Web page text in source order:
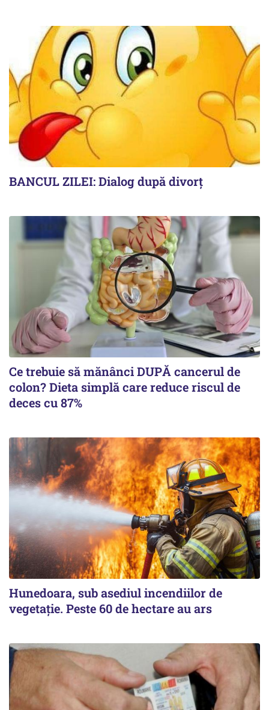
BANCUL ZILEI: Dialog după divorț
Ce trebuie să mănânci DUPĂ cancerul de
colon? Dieta simplă care reduce riscul de
deces cu 87%
Hunedoara, sub asediul incendiilor de
vegetație. Peste 60 de hectare au ars